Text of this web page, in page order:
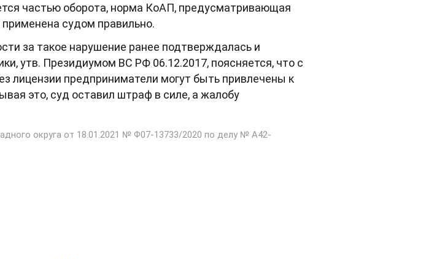
частью оборота, норма КоАП, предусматривающая
судом правильно.
за такое нарушение ранее подтверждалась и
утв. Президиумом ВС РФ 06.12.2017, поясняется, что с
лицензии предприниматели могут быть привлечены к
это, суд оставил штраф в силе, а жалобу
округа от 18.01.2021 № Ф07-13733/2020 по делу № А42-